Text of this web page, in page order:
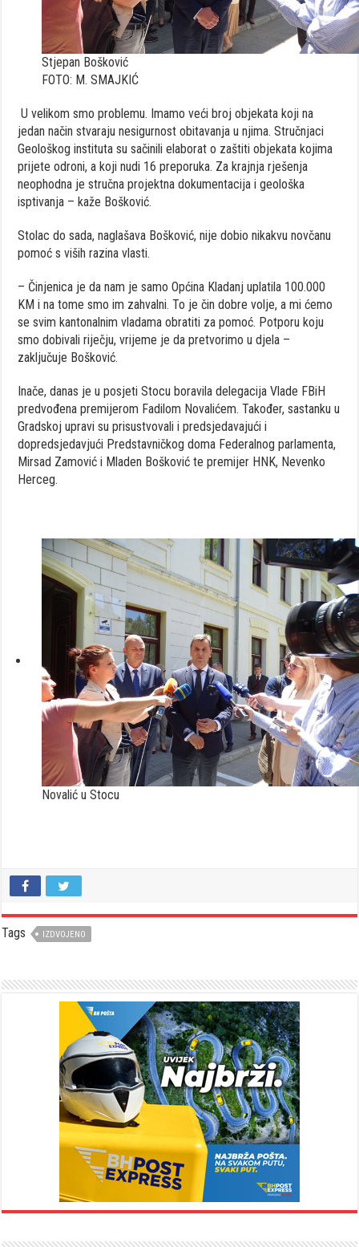
Stjepan Bošković
FOTO: M. SMAJKIĆ
U velikom smo problemu. Imamo veći broj objekata koji na
jedan način stvaraju nesigurnost obitavanja u njima. Stručnjaci
Geološkog instituta su sačinili elaborat o zaštiti objekata kojima
prijete odroni, a koji nudi 16 preporuka. Za krajnja rješenja
neophodna je stručna projektna dokumentacija i geološka
isptivanja – kaže Bošković.
Stolac do sada, naglašava Bošković, nije dobio nikakvu novčanu
pomoć s viših razina vlasti.
– Činjenica je da nam je samo Općina Kladanj uplatila 100.000
KM i na tome smo im zahvalni. To je čin dobre volje, a mi ćemo
se svim kantonalnim vladama obratiti za pomoć. Potporu koju
smo dobivali riječju, vrijeme je da pretvorimo u djela –
zaključuje Bošković.
Inače, danas je u posjeti Stocu boravila delegacija Vlade FBiH
predvođena premijerom Fadilom Novalićem. Također, sastanku u
Gradskoj upravi su prisustvovali i predsjedavajući i
dopredsjedavjući Predstavničkog doma Federalnog parlamenta,
Mirsad Zamović i Mladen Bošković te premijer HNK, Nevenko
Herceg.
Novalić u Stocu
Tags IZDVOJENO